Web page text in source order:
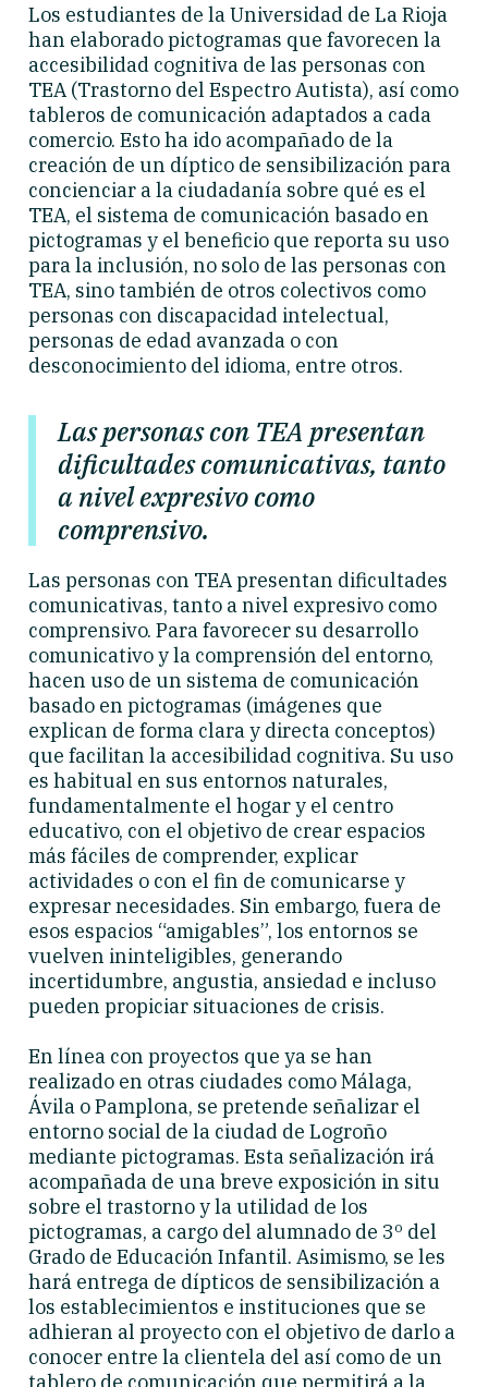
Los estudiantes de la Universidad de La Rioja
han elaborado pictogramas que favorecen la
accesibilidad cognitiva de las personas con
TEA (Trastorno del Espectro Autista), así como
tableros de comunicación adaptados a cada
comercio. Esto ha ido acompañado de la
creación de un díptico de sensibilización para
concienciar a la ciudadanía sobre qué es el
TEA, el sistema de comunicación basado en
pictogramas y el beneficio que reporta su uso
para la inclusión, no solo de las personas con
TEA, sino también de otros colectivos como
personas con discapacidad intelectual,
personas de edad avanzada o con
desconocimiento del idioma, entre otros.
Las personas con TEA presentan
dificultades comunicativas, tanto
a nivel expresivo como
comprensivo.
Las personas con TEA presentan dificultades
comunicativas, tanto a nivel expresivo como
comprensivo. Para favorecer su desarrollo
comunicativo y la comprensión del entorno,
hacen uso de un sistema de comunicación
basado en pictogramas (imágenes que
explican de forma clara y directa conceptos)
que facilitan la accesibilidad cognitiva. Su uso
es habitual en sus entornos naturales,
fundamentalmente el hogar y el centro
educativo, con el objetivo de crear espacios
más fáciles de comprender, explicar
actividades o con el fin de comunicarse y
expresar necesidades. Sin embargo, fuera de
esos espacios “amigables”, los entornos se
vuelven ininteligibles, generando
incertidumbre, angustia, ansiedad e incluso
pueden propiciar situaciones de crisis.
En línea con proyectos que ya se han
realizado en otras ciudades como Málaga,
Ávila o Pamplona, se pretende señalizar el
entorno social de la ciudad de Logroño
mediante pictogramas. Esta señalización irá
acompañada de una breve exposición in situ
sobre el trastorno y la utilidad de los
pictogramas, a cargo del alumnado de 3º del
Grado de Educación Infantil. Asimismo, se les
hará entrega de dípticos de sensibilización a
los establecimientos e instituciones que se
adhieran al proyecto con el objetivo de darlo a
conocer entre la clientela del así como de un